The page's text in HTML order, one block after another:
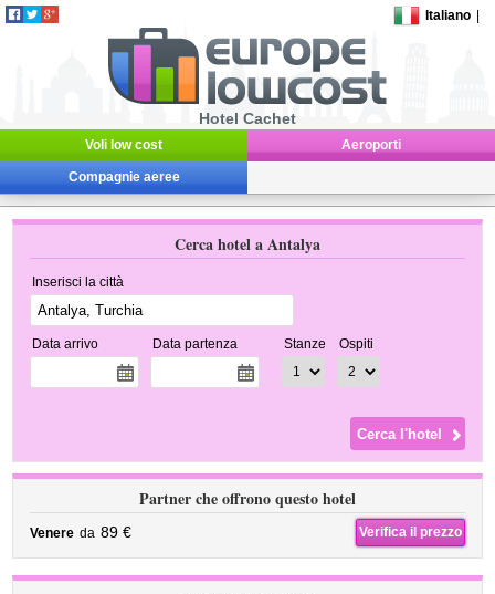
Italiano
Hotel Cachet
Voli low cost Aeroporti
Compagnie aeree
Cerca hotel a Antalya
Inserisci la città
Data arrivo Data partenza Stanze Ospiti
Partner che offrono questo hotel
Venere da 89 € Verifica il prezzo